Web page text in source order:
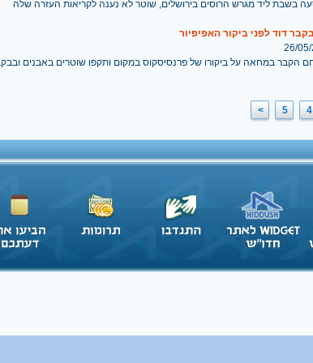
בשבת ליד מגרש הרוסים בירושלים, שוטר לא נענה לקריאות העזרה שלה
הקבר במחאה על ביקורו של פרנסיסקוס במקום ותקפו שוטרים באבנים
4
5
>